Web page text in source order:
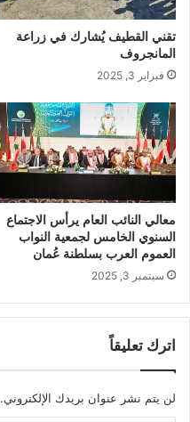
تقني القطيف يُشارك في زراعة
المانجروف
فبراير 3, 2025
معالي النائب العام يرأس الاجتماع
السنوي الخامس لجمعية النواب
العموم العرب بسلطنة عُمان
سبتمبر 3, 2025
اترك تعليقاً
لن يتم نشر عنوان بريدك الإلكتروني.